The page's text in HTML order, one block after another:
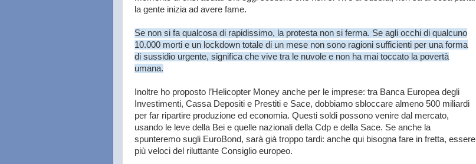
la gente inizia ad avere fame.
Se non si fa qualcosa di rapidissimo, la protesta non si ferma. Se agli occhi di qualcuno
10.000 morti e un lockdown totale di un mese non sono ragioni sufficienti per una forma
di sussidio urgente, significa che vive tra le nuvole e non ha mai toccato la povertà
umana.
Inoltre ho proposto l’Helicopter Money anche per le imprese: tra Banca Europea degli
Investimenti, Cassa Depositi e Prestiti e Sace, dobbiamo sbloccare almeno 500 miliardi
per far ripartire produzione ed economia. Questi soldi possono venire dal mercato,
usando le leve della Bei e quelle nazionali della Cdp e della Sace. Se anche la
spunteremo sugli EuroBond, sarà già troppo tardi: anche qui bisogna fare in fretta, essere
più veloci del riluttante Consiglio europeo.